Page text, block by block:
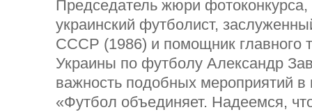
Председатель жюри
украинский футболист,
СССР (1986) и помощник главного
Украины по футболу Александр
важность подобных мероприятий
«Футбол объединяет. Надеемся,